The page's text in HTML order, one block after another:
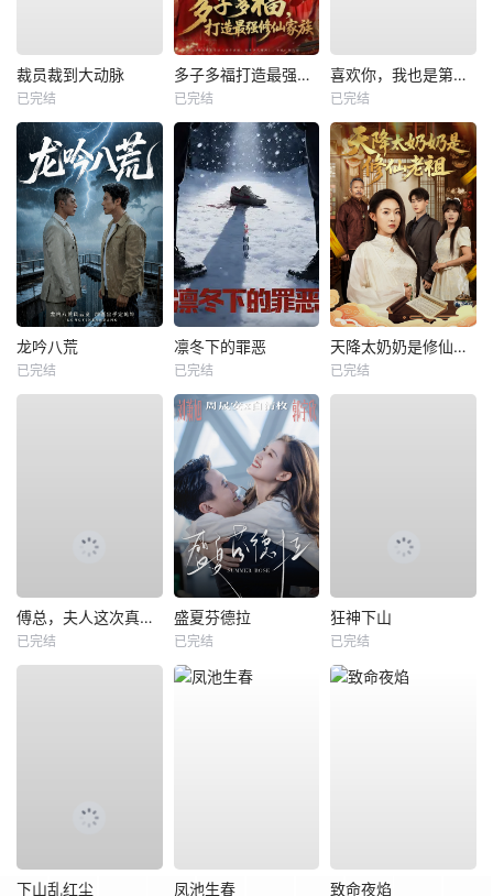
裁员裁到大动脉
已完结
多子多福打造最强修仙家族
已完结
喜欢你，我也是第一部
已完结
龙吟八荒
已完结
凛冬下的罪恶
已完结
天降太奶奶是修仙老祖
已完结
傅总，夫人这次真的死了
已完结
盛夏芬德拉
已完结
狂神下山
已完结
下山乱红尘 凤池生春 致命夜焰